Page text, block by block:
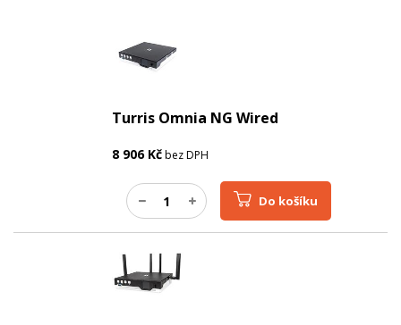
Turris Omnia NG Wired
8 906Kčbez DPH
Do košíku